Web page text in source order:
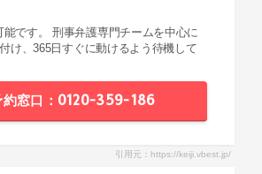
です。 刑事弁護専門チームを中心に
け、365日すぐに動けるよう待機して
約窓口：0120-359-186
引用元：https://keiji.vbest.jp/